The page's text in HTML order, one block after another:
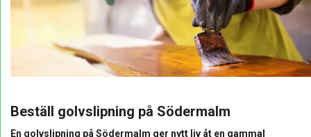
Beställ golvslipning på Södermalm
En golvslipning på Södermalm ger nytt liv åt en gammal